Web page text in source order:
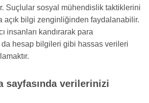
Suçlular sosyal mühendislik taktiklerini
açık bilgi zenginliğinden faydalanabilir.
insanları kandırarak para
hesap bilgileri gibi hassas verileri
sayfasında verilerinizi